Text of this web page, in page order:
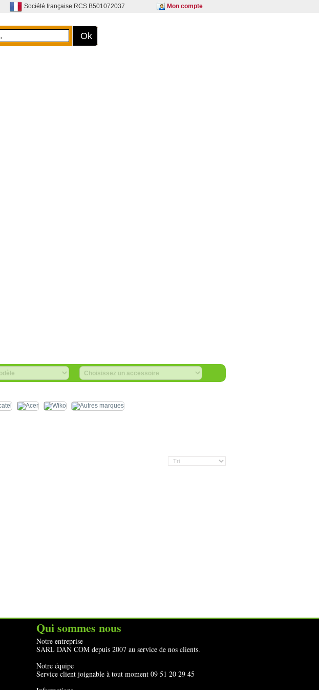
Qui sommes nous
Notre entreprise
SARL DAN COM depuis 2007 au service de nos clients.
Notre équipe
Service client joignable à tout moment 09 51 20 29 45
Société française RCS B501072037 Mon compte